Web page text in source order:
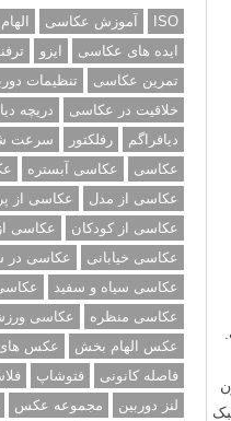
ISO آموزش عکاسی
ایده های عکاسی
ایزو
تمرین عکاسی
تنظیمات
خلاقیت در عکاسی
دریچه
دیافراگم
رفلکتور سرعت
عکاسی
عکاسی آبستره
عکاسی از مدل
عکاسی از
عکاسی از کودکان
عکاسی
عکاسی خیابانی
عکاسی
عکاسی سیاه و سفید
عکاسی منظره
عکاسی
عکس الهام بخش
عکس های
فاصله کانونی
فتوشاپ
لنز دوربین
مجموعه عکس